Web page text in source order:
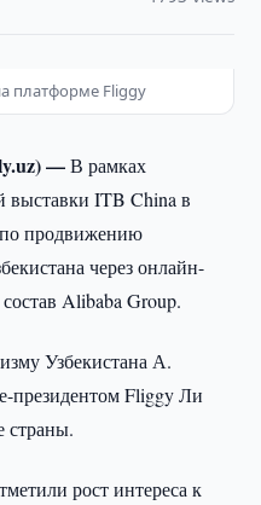
платформе Fliggy
—В рамках
выставки ITB China в
по продвижению
через онлайн-
Alibaba Group.
Узбекистана А.
президентом Fliggy Ли
страны.
рост интереса к